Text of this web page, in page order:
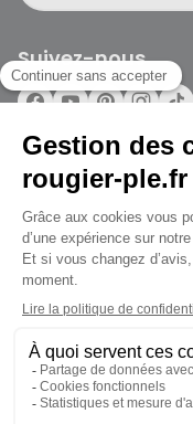
Suivez-nous
Rougier et Plé 2024
Mentions légales
Conditions générales
Données personnelles
Paiement sécurisé
Plan du site